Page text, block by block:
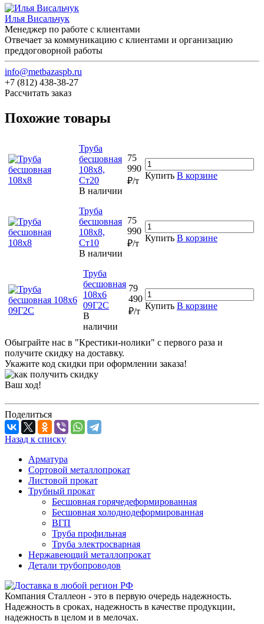
Илья Висальчук
Менеджер по работе с клиентами
Отвечает за коммуникацию с клиентами и организацию
преддоговорной работы
info@metbazaspb.ru
+7 (812) 438-38-27
Рассчитать заказ
Похожие товары
Труба
бесшовная
108х8,
Ст20
В наличии
75
990
₽/т
Купить В корзине
Труба
бесшовная
108х8,
Ст10
В наличии
75
990
₽/т
Купить В корзине
Труба
бесшовная
108х6
09Г2С
В
наличии
79
490
₽/т
Купить В корзине
Обыграйте нас в "Крестики-нолики" с первого раза и
получите скидку на доставку.
Укажите код скидки при оформлении заказа!
Ваш ход!
Поделиться
Назад к списку
Арматура
Сортовой металлопрокат
Листовой прокат
Трубный прокат
Бесшовная горячедеформированная
Бесшовная холоднодеформированная
ВГП
Труба профильная
Труба электросварная
Нержавеющий металлопрокат
Детали трубопроводов
Компания Сталлеон - это в первую очередь надежность.
Надежность в сроках, надежность в качестве продукции,
надежность в целом и в мелочах.